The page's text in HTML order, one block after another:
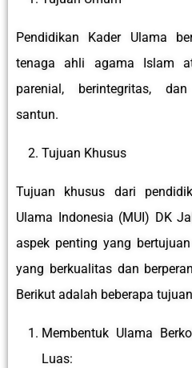
Pendidikan Kader Ulama
tenaga ahli agama Islam
parenial, berintegritas,
santun.
Tujuan Khusus
Tujuan khusus dari
Ulama Indonesia (MUI) DK
aspek penting yang
yang berkualitas dan
Berikut adalah beberapa
Membentuk Ulama
Luas: